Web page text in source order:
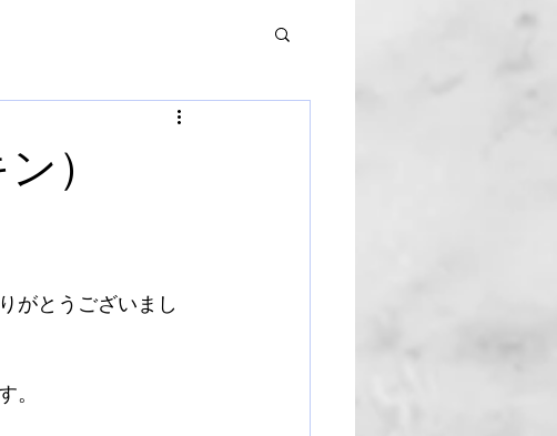
）
がとうございまし
。